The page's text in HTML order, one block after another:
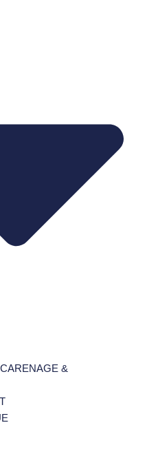
&